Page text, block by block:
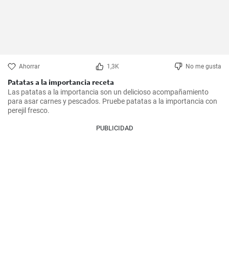
Ahorrar 1,3K No me gusta
Patatas a la importancia receta
Las patatas a la importancia son un delicioso acompañamiento
para asar carnes y pescados. Pruebe patatas a la importancia con
perejil fresco.
PUBLICIDAD